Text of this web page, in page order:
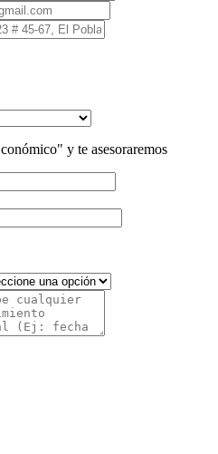
y te asesoraremos